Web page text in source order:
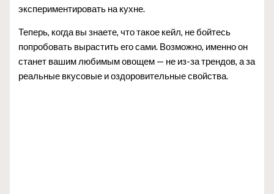
экспериментировать на кухне.
Теперь, когда вы знаете, что такое кейл, не бойтесь
попробовать вырастить его сами. Возможно, именно он
станет вашим любимым овощем — не из-за трендов, а за
реальные вкусовые и оздоровительные свойства.